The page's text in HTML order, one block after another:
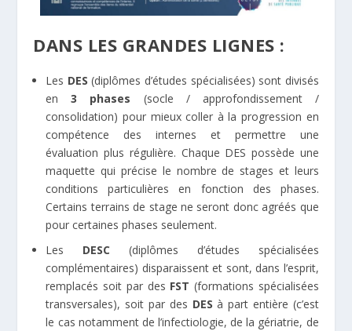
DANS LES GRANDES LIGNES :
Les DES (diplômes d’études spécialisées) sont divisés
en3 phases (socle / approfondissement /
consolidation) pour mieux coller à la progression en
compétence des internes et permettre une
évaluation plus régulière. Chaque DES possède une
maquette qui précise le nombre de stages et leurs
conditions particulières en fonction des phases.
Certains terrains de stage ne seront donc agréés que
pour certaines phases seulement.
Les DESC (diplômes d’études spécialisées
complémentaires) disparaissent et sont, dans l’esprit,
remplacés soit par des FST (formations spécialisées
transversales), soit par des DES à part entière (c’est
le cas notamment de l’infectiologie, de la gériatrie, de